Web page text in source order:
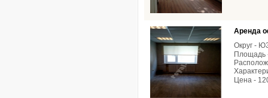
Аренда
Округ -
Площадь
Цена -